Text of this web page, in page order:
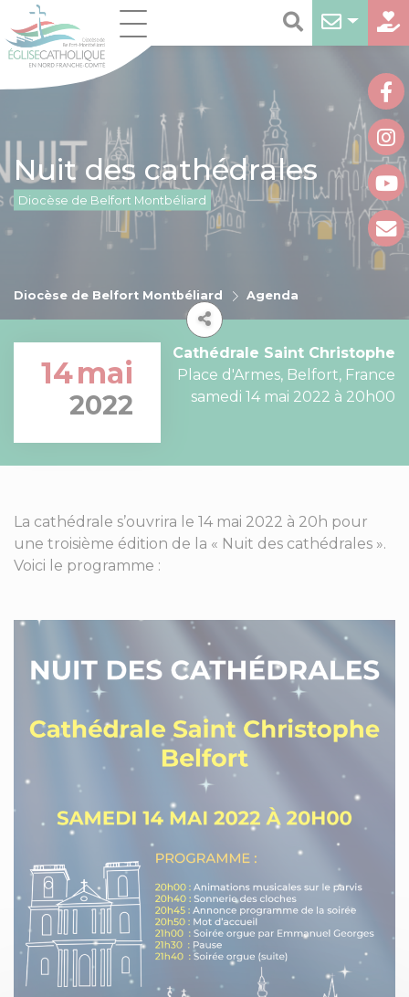
Nuit des cathédrales
Diocèse de Belfort Montbéliard
Diocèse de Belfort Montbéliard Agenda
14mai
2022
Cathédrale Saint Christophe
Place d'Armes, Belfort, France
samedi 14 mai 2022 à 20h00
La cathédrale s’ouvrira le 14 mai 2022 à 20h pour
une troisième édition de la « Nuit des cathédrales ».
Voici le programme :